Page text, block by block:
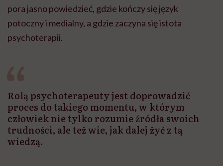
pora jasno powiedzieć, gdzie kończy się język
potoczny i medialny, a gdzie zaczyna się istota
psychoterapii.
Rolą psychoterapeuty jest doprowadzić
proces do takiego momentu, w którym
człowiek nie tylko rozumie źródła swoich
trudności, ale też wie, jak dalej żyć z tą
wiedzą.